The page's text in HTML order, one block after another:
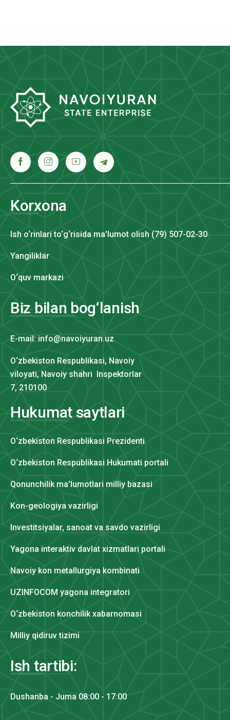
Korxona
Ish o‘rinlari to‘g‘risida ma'lumot olish (79) 507-02-30
Yangiliklar
O‘quv markazi
Biz bilan bog‘lanish
E-mail: info@navoiyuran.uz
O‘zbekiston Respublikasi, Navoiy
viloyati, Navoiy shahri Inspektorlar
7, 210100
Hukumat saytlari
O‘zbekiston Respublikasi Prezidenti
O‘zbekiston Respublikasi Hukumati portali
Qonunchilik ma'lumotlari milliy bazasi
Kon-geologiya vazirligi
Investitsiyalar, sanoat va savdo vazirligi
Yagona interaktiv davlat xizmatlari portali
Navoiy kon metallurgiya kombinati
UZINFOCOM yagona integratori
O‘zbekiston konchilik xabarnomasi
Milliy qidiruv tizimi
Ish tartibi:
Dushanba - Juma 08:00 - 17:00